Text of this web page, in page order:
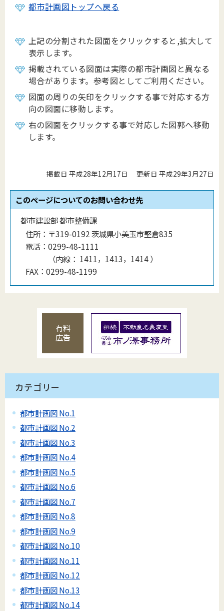
都市計画図トップへ戻る
上記の分割された図面をクリックすると,拡大して
表示します。
掲載されている図面は実際の都市計画図と異なる
場合があります。参考図としてご利用ください。
図面の周りの矢印をクリックする事で対応する方
向の図面に移動します。
右の図面をクリックする事で対応した図郭へ移動
します。
掲載日 平成28年12月17日 更新日 平成29年3月27日
このページについてのお問い合わせ先
都市建設部 都市整備課
住所： 〒319-0192 茨城県小美玉市堅倉835
電話： 0299-48-1111
（内線 ： 1411，1413，1414）
FAX： 0299-48-1199
有料
広告
カテゴリー
都市計画図 No.1
都市計画図 No.2
都市計画図 No.3
都市計画図 No.4
都市計画図 No.5
都市計画図 No.6
都市計画図 No.7
都市計画図 No.8
都市計画図 No.9
都市計画図 No.10
都市計画図 No.11
都市計画図 No.12
都市計画図 No.13
都市計画図 No.14